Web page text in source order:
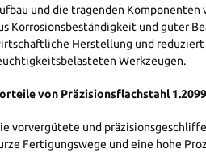
und die tragenden Komponenten
Korrosionsbeständigkeit und guter
Herstellung und reduziert
Werkzeugen.
von Präzisionsflachstahl 1.2099
vorvergütete und
Fertigungswege und eine hohe